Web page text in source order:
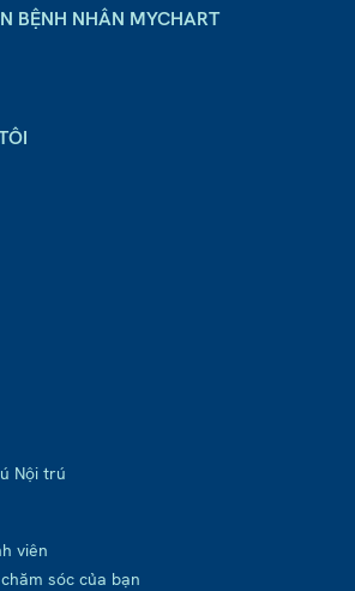
BỆNH NHÂN MYCHART
Nội trú
viên
sóc của bạn